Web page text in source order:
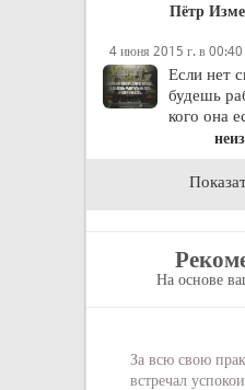
Пётр
4 июня 2015 г. в 00:40
Если нет
будешь
кого она
На основе
За всю свою
встречал